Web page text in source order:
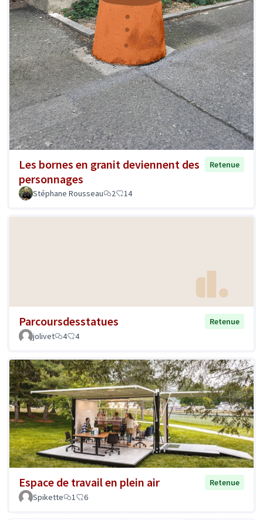
Les bornes en granit deviennent des
personnages
Retenue
Stéphane Rousseau 2 14
Parcoursdesstatues
Retenue
jolivet
4 4
Espace de travail en plein air
Retenue
Spikette
1 6